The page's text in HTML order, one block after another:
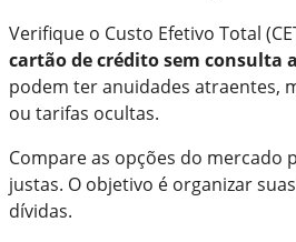
Verifique o Custo Efetivo Total
cartão de crédito sem consulta
podem ter anuidades atraentes,
ou tarifas ocultas.
Compare as opções do mercado
justas. O objetivo é organizar
dívidas.